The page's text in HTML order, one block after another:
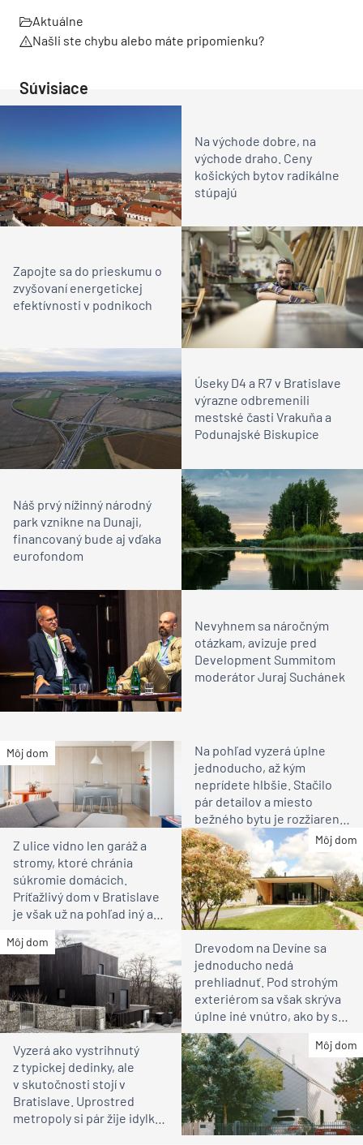
Aktuálne
Našli ste chybu alebo máte pripomienku?
Súvisiace
Na východe dobre, na
východe draho. Ceny
košických bytov radikálne
stúpajú
Zapojte sa do prieskumu o
zvyšovaní energetickej
efektívnosti v podnikoch
Úseky D4 a R7 v Bratislave
výrazne odbremenili
mestské časti Vrakuňa a
Podunajské Biskupice
Náš prvý nížinný národný
park vznikne na Dunaji,
financovaný bude aj vďaka
eurofondom
Nevyhnem sa náročným
otázkam, avizuje pred
Development Summitom
moderátor Juraj Suchánek
Môj dom
Na pohľad vyzerá úplne
jednoducho, až kým
neprídete hlbšie. Stačilo
pár detailov a miesto
bežného bytu je rozžiarené
bývanie pre rodinu
Môj dom
Z ulice vidno len garáž a
stromy, ktoré chránia
súkromie domácich.
Príťažlivý dom v Bratislave
je však už na pohľad iný ako
susedia
Môj dom
Drevodom na Devíne sa
jednoducho nedá
prehliadnuť. Pod strohým
exteriérom sa však skrýva
úplne iné vnútro, ako by ste
čakali
Môj dom
Vyzerá ako vystrihnutý
z typickej dedinky, ale
v skutočnosti stojí v
Bratislave. Uprostred
metropoly si pár žije idylku